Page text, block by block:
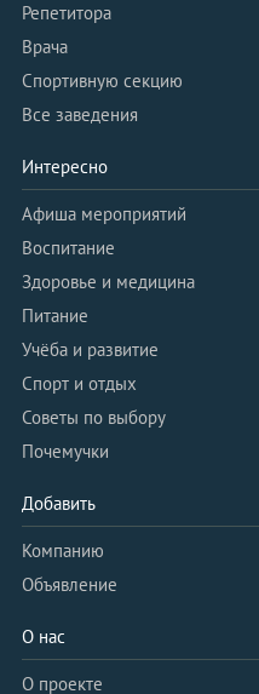
Репетитора
Врача
Спортивную секцию
Все заведения
Интересно
Афиша мероприятий
Воспитание
Здоровье и медицина
Питание
Учёба и развитие
Спорт и отдых
Советы по выбору
Почемучки
Добавить
Компанию
Объявление
О нас
О проекте